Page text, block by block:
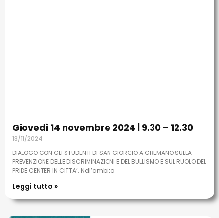
Giovedì 14 novembre 2024 | 9.30 – 12.30
13/11/2024
DIALOGO CON GLI STUDENTI DI SAN GIORGIO A CREMANO SULLA
PREVENZIONE DELLE DISCRIMINAZIONI E DEL BULLISMO E SUL RUOLO DEL
PRIDE CENTER IN CITTA’. Nell’ambito
Leggi tutto »